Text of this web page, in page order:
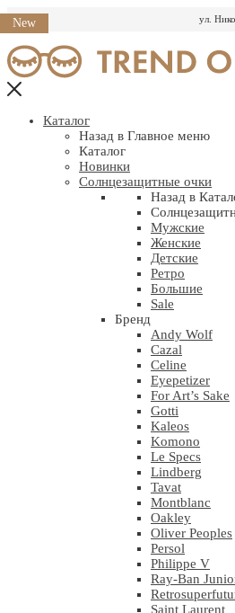
ул.
Перейти
к
содержимому
Каталог
Назад в Главное меню
Каталог
Новинки
Солнцезащитные очки
Назад в
Мужские
Женские
Детские
Ретро
Большие
Sale
Бренд
Andy Wolf
Cazal
Celine
Eyepetizer
For Art’s Sake
Gotti
Kaleos
Komono
Le Specs
Lindberg
Tavat
Montblanc
Oakley
Oliver Peoples
Persol
Philippe V
Ray-Ban
Saint Laurent
New